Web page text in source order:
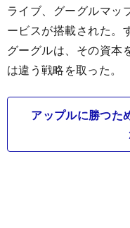
ライブ、グーグルマッ
ービスが搭載された。
グーグルは、その資本
は違う戦略を取った。
アップルに勝つた